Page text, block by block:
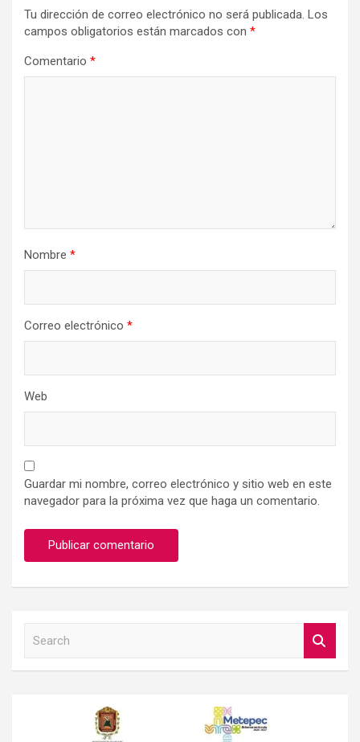
Tu dirección de correo electrónico no será publicada. Los
campos obligatorios están marcados con *
Comentario *
Nombre *
Correo electrónico *
Web
Guardar mi nombre, correo electrónico y sitio web en este
navegador para la próxima vez que haga un comentario.